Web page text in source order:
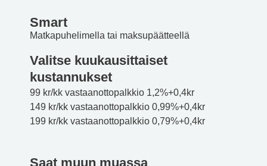
Smart
Matkapuhelimella tai maksupäätteellä
Valitse kuukausittaiset
kustannukset
99 kr/kk vastaanottopalkkio 1,2%+0,4kr
149 kr/kk vastaanottopalkkio 0,99%+0,4kr
199 kr/kk vastaanottopalkkio 0,79%+0,4kr
Saat muun muassa